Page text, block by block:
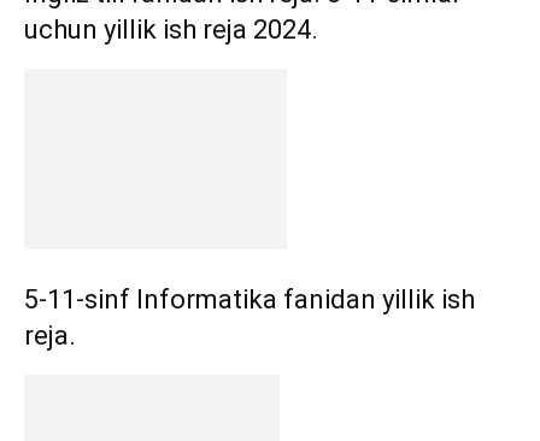
uchun yillik ish reja 2024.
5-11-sinf Informatika fanidan yillik ish
reja.